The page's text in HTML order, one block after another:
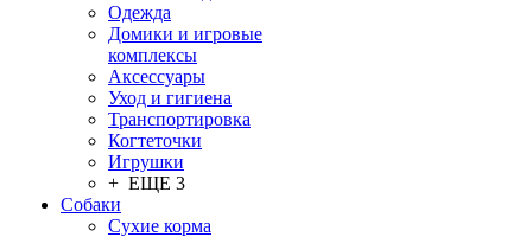
Одежда
Домики и игровые
комплексы
Аксессуары
Уход и гигиена
Транспортировка
Когтеточки
Игрушки
+ ЕЩЕ 3
Собаки
Сухие корма